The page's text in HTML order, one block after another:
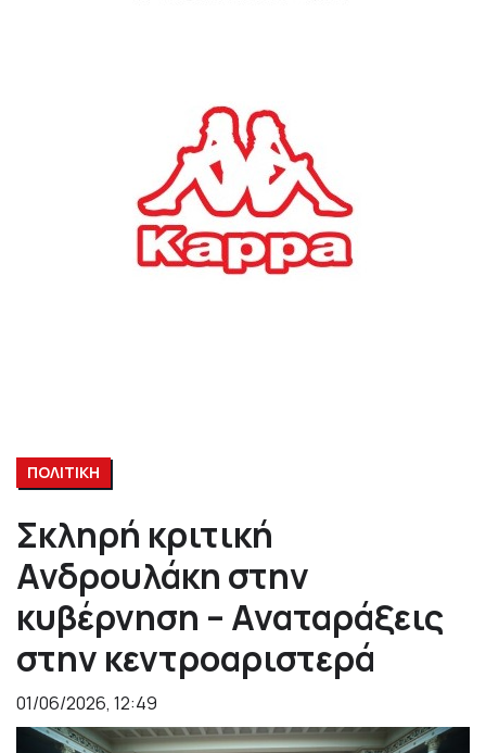
ΠΟΛΙΤΙΚΗ
Σκληρή κριτική
Ανδρουλάκη στην
κυβέρνηση – Αναταράξεις
στην κεντροαριστερά
01/06/2026, 12:49